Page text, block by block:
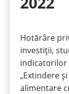
Hotărâre
investiții,
indicatorilor
„Extindere
alimentare